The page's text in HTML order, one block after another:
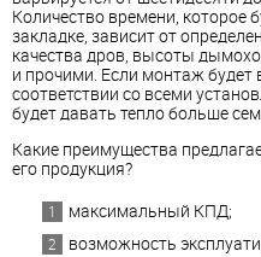
Количество времени, которое
закладке, зависит от
качества дров, высоты
и прочими. Если монтаж будет
соответствии со всеми
будет давать тепло больше
Какие преимущества
его продукция?
максимальный КПД;
возможность